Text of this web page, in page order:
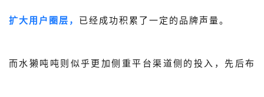
扩大用户圈层， 已经成功积累了一定的品牌声量。
而水獭吨吨则似乎更加侧重平台渠道侧的投入，先后布